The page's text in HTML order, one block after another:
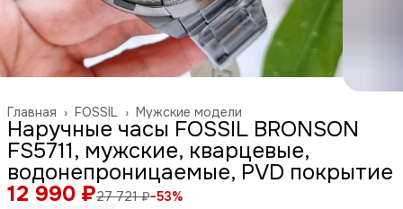
Мужские модели
FOSSIL ›
Главная ›
Наручные часы FOSSIL BRONSON
FS5711, мужские, кварцевые,
водонепроницаемые, PVD покрытие
12 990 ₽27 721 ₽−53%